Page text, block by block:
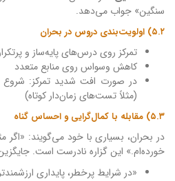
سنگین» جواب می‌دهد.
۵.۲) اولویت‌بندی دروس در بحران
تمرکز روی درس‌های پایه‌ساز و
کاهش وسواس روی منابع متعدد
در صورت افت شدید تمرکز: شروع
(مثلاً تست‌های زمان‌دار کوتاه)
۵.۳) مقابله با کمال‌گرایی و احساس گناه
در بحران، بسیاری با خود می‌گویند:
خورده‌ام.» این گزاره نادرست است.
«در شرایط پرخطر، پایداری